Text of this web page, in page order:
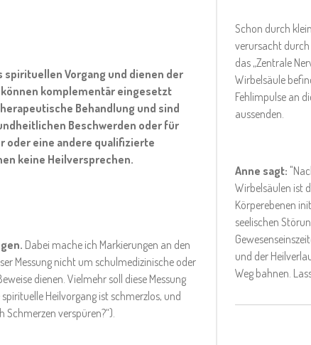
spirituellen Vorgang und dienen der
können komplementär eingesetzt
Behandlung und sind
Beschwerden oder für
oder eine andere qualifizierte
keine Heilversprechen.
Dabei mache ich Markierungen an den
Messung nicht um schulmedizinische oder
dienen. Vielmehr soll diese Messung
Heilvorgang ist schmerzlos, und
Schmerzen verspüren?“).
Schon durch
verursacht
das „Zentrale
Wirbelsäule
Fehlimpulse an
aussenden.
Anne sagt:
Wirbelsäulen ist
Körperebenen
seelischen
und der
Weg bahnen.